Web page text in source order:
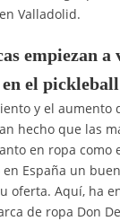
Valladolid.
empiezan a
el pickleball
y el aumento
hecho que las
en ropa como
España un
oferta. Aquí, ha
de ropa Don